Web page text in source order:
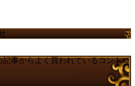
記事からよく買われているコントロ